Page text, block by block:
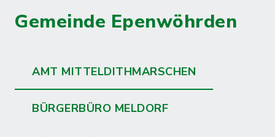
Gemeinde Epenwöhrden
AMT MITTELDITHMARSCHEN
BÜRGERBÜRO MELDORF